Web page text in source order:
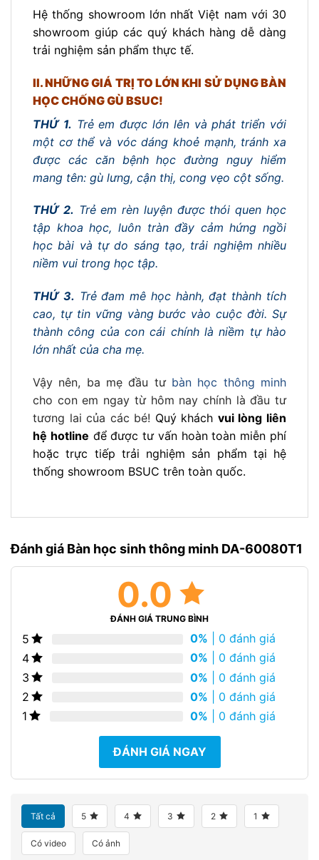
Hệ thống showroom lớn nhất Việt nam với 30
showroom giúp các quý khách hàng dễ dàng
trải nghiệm sản phẩm thực tế.
II. NHỮNG GIÁ TRỊ TO LỚN KHI SỬ DỤNG BÀN
HỌC CHỐNG GÙ BSUC!
THỨ 1. Trẻ em được lớn lên và phát triển với
một cơ thể và vóc dáng khoẻ mạnh, tránh xa
được các căn bệnh học đường nguy hiểm
mang tên: gù lưng, cận thị, cong vẹo cột sống.
THỨ 2. Trẻ em rèn luyện được thói quen học
tập khoa học, luôn tràn đầy cảm hứng ngồi
học bài và tự do sáng tạo, trải nghiệm nhiều
niềm vui trong học tập.
THỨ 3. Trẻ đam mê học hành, đạt thành tích
cao, tự tin vững vàng bước vào cuộc đời. Sự
thành công của con cái chính là niềm tự hào
lớn nhất của cha mẹ.
Vậy nên, ba mẹ đầu tư bàn học thông minh
cho con em ngay từ hôm nay chính là đầu tư
tương lai của các bé! Quý khách vui lòng liên
hệ hotline để được tư vấn hoàn toàn miễn phí
hoặc trực tiếp trải nghiệm sản phẩm tại hệ
thống showroom BSUC trên toàn quốc.
Đánh giá Bàn học sinh thông minh DA-60080T1
0.0
ĐÁNH GIÁ TRUNG BÌNH
5 0% | 0 đánh giá
4
0% | 0 đánh giá
3
0% | 0 đánh giá
2
0% | 0 đánh giá
1
0% | 0 đánh giá
ĐÁNH GIÁ NGAY
Tất cả 5 4 3 2 1
Có video Có ảnh